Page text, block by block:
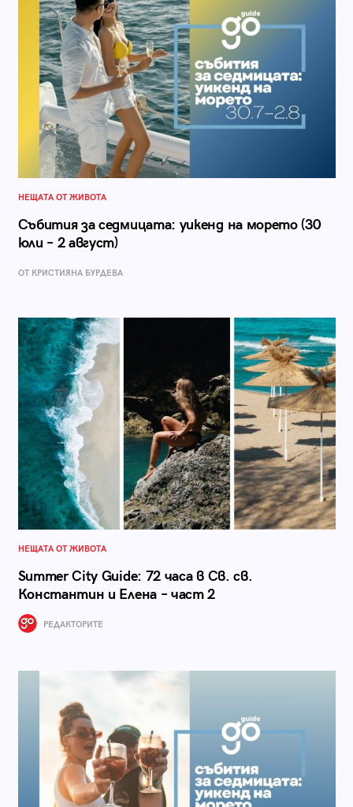
НЕЩАТА ОТ ЖИВОТА
Събития за седмицата: уикенд на морето (30
юли – 2 август)
ОТ КРИСТИЯНА БУРДЕВА
НЕЩАТА ОТ ЖИВОТА
Summer City Guide: 72 часа в Св. св.
Константин и Елена – част 2
РЕДАКТОРИТЕ